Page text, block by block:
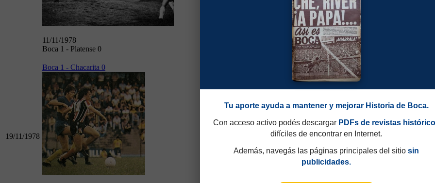
11/11/1978
Boca 1 - Platense 0
19/11/1978
Boca 1 - Chacarita 0
Torneo Nacional 1978
Tu aporte ayuda a mantener y mejorar Historia de Boca.
Con acceso activo podés descargar PDFs de revistas
difíciles de encontrar en Internet.
Además, navegás las páginas principales del sitio sin
publicidades.